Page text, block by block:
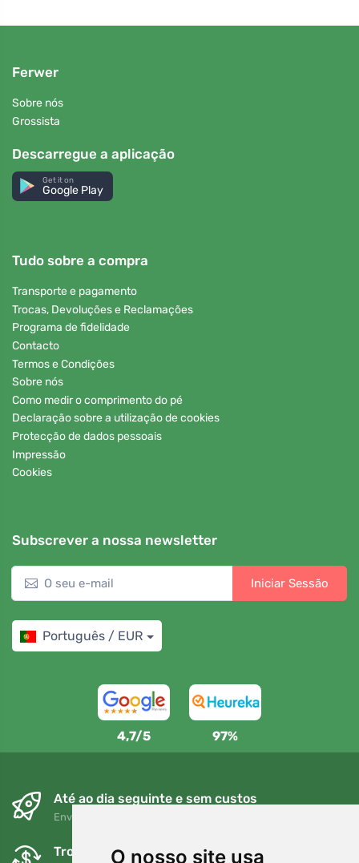
O nosso site usa
Ferwer
Sobre nós
Grossista
Descarregue a aplicação
Get it on
Google Play
Tudo sobre a compra
Transporte e pagamento
Trocas, Devoluções e Reclamações
Programa de fidelidade
Contacto
Termos e Condições
Sobre nós
Como medir o comprimento do pé
Declaração sobre a utilização de cookies
Protecção de dados pessoais
Impressão
Cookies
Subscrever a nossa newsletter
Iniciar Sessão
Português / EUR
4,7/5 97%
Até ao dia seguinte e sem custos
Envio gratuito para encomendas superiores a 80 EUR
Trocas e devoluções gratuitas